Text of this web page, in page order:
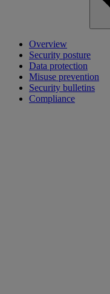
Overview
Security posture
Data protection
Misuse prevention
Security bulletins
Compliance